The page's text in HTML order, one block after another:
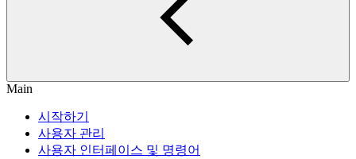
Main
시작하기
사용자 관리
사용자 인터페이스 및 명령어